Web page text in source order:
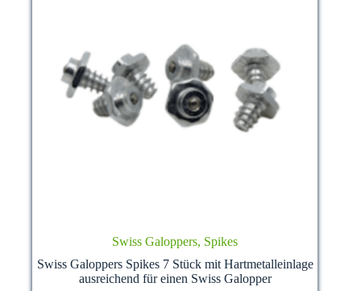
Swiss Galoppers, Spikes
Swiss Galoppers Spikes 7 Stück mit Hartmetalleinlage
ausreichend für einen Swiss Galopper